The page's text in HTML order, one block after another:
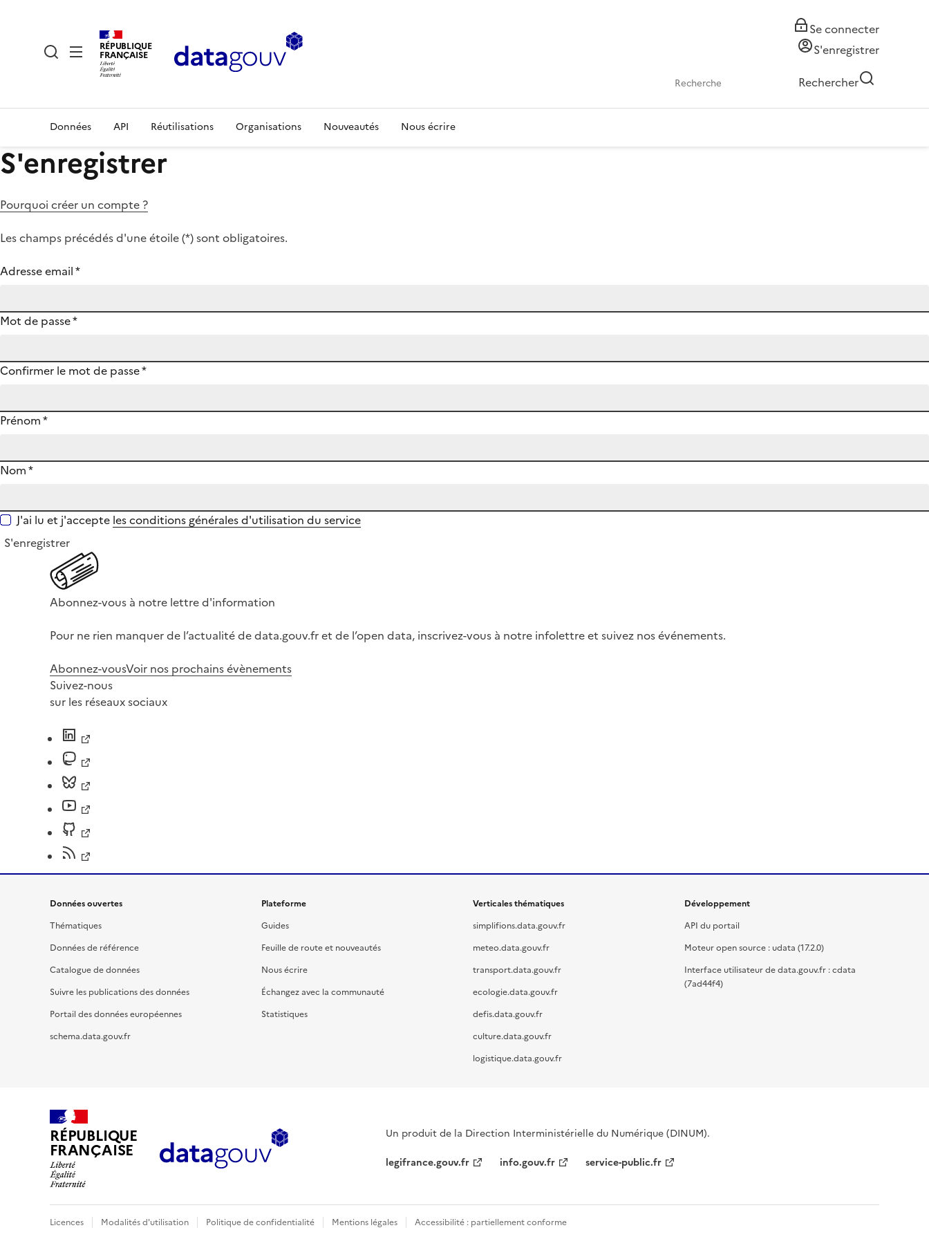
RÉPUBLIQUE
FRANÇAISE
Se connecter
S'enregistrer
Rechercher
Données API Réutilisations Organisations Nouveautés Nous écrire
S'enregistrer
Pourquoi créer un compte ?
Les champs précédés d'une étoile (*) sont obligatoires.
Adresse email*
Mot de passe*
Confirmer le mot de passe*
Prénom*
Nom*
J'ai lu et j'accepte les conditions générales d'utilisation du service
S'enregistrer
Abonnez-vous à notre lettre d'information
Pour ne rien manquer de l’actualité de data.gouv.fr et de l’open data, inscrivez-vous à notre infolettre et suivez nos événements.
Abonnez-vousVoir nos prochains évènements
Suivez-nous
sur les réseaux sociaux
Données ouvertes
Thématiques
Données de référence
Catalogue de données
Suivre les publications des données
Portail des données européennes
schema.data.gouv.fr
Plateforme
Guides
Feuille de route et nouveautés
Nous écrire
Échangez avec la communauté
Statistiques
Verticales thématiques
simplifions.data.gouv.fr
meteo.data.gouv.fr
transport.data.gouv.fr
ecologie.data.gouv.fr
defis.data.gouv.fr
culture.data.gouv.fr
logistique.data.gouv.fr
Développement
API du portail
Moteur open source : udata (17.2.0)
Interface utilisateur de data.gouv.fr : cdata
(7ad44f4)
RÉPUBLIQUE
FRANÇAISE
Un produit de la Direction Interministérielle du Numérique (DINUM).
legifrance.gouv.fr
info.gouv.fr service-public.fr
Licences Modalités d'utilisation Politique de confidentialité Mentions légales Accessibilité : partiellement conforme